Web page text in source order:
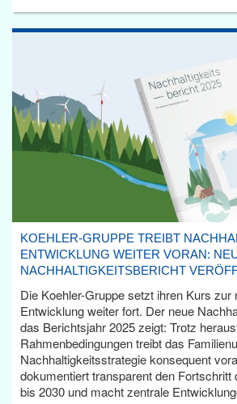
KOEHLER-GRUPPE TREIBT
ENTWICKLUNG WEITER VORAN:
NACHHALTIGKEITSBERICHT
Die Koehler-Gruppe setzt ihren Kurs zur
Entwicklung weiter fort. Der neue
das Berichtsjahr 2025 zeigt: Trotz
Rahmenbedingungen treibt das
Nachhaltigkeitsstrategie konsequent
dokumentiert transparent den Fortschritt
bis 2030 und macht zentrale